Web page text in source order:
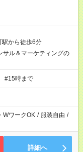
駅から徒歩6分
サル＆マーケティングの
#15時まで
WワークOK / 服装自由 /
詳細へ